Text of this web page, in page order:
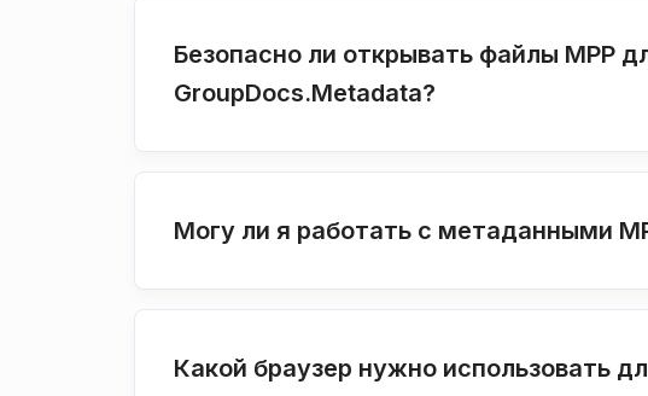
Безопасно ли открывать файлы MPP
GroupDocs.Metadata?
Могу ли я работать с метаданными
Какой браузер нужно использовать